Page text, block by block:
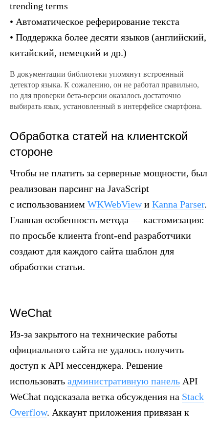
trending terms
• Автоматическое реферирование текста
• Поддержка более десяти языков (английский,
китайский, немецкий и др.)
В документации библиотеки упомянут встроенный
детектор языка. К сожалению, он не работал правильно,
но для проверки бета-версии оказалось достаточно
выбирать язык, установленный в интерфейсе смартфона.
Обработка статей на клиентской
стороне
Чтобы не платить за серверные мощности, был
реализован парсинг на JavaScript
с использованием WKWebViewи Kanna Parser.
Главная особенность метода — кастомизация:
по просьбе клиента front-end разработчики
создают для каждого сайта шаблон для
обработки статьи.
WeChat
Из-за закрытого на техничеcкие работы
официального сайта не удалось получить
доступ к API мессенджера. Решение
использовать административную панель API
WeChat подсказала ветка обсуждения на Stack
Overflow. Аккаунт приложения привязан к